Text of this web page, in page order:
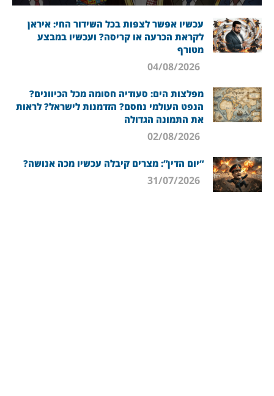
עכשיו אפשר לצפות בכל השידור החי: איראן
לקראת הכרעה או קריסה? ועכשיו במבצע
מטורף
מפלצות הים: סעודיה חסומה מכל הכיוונים?
הנפט העולמי נחסם? הזדמנות לישראל? לראות
את התמונה הגדולה
“יום הדין”: מצרים קיבלה עכשיו מכה אנושה?